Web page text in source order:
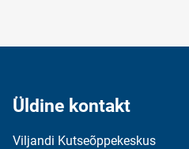
Üldine kontakt
Viljandi Kutseõppekeskus